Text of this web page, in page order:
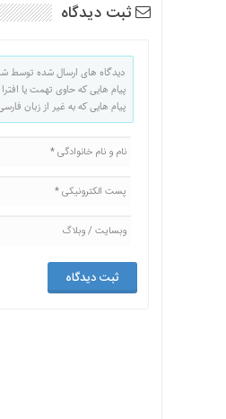
ثبت دیدگاه
دیدگاه های ارسال شده توسط
پیام هایی که حاوی تهمت یا
پیام هایی که به غیر از زبان